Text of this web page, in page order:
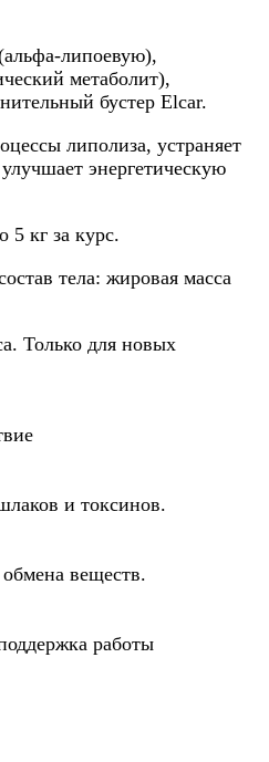
липоевую),
метаболит),
бустер Elcar.
липолиза, устраняет
энергетическую
5 кг за курс.
тела: жировая масса
Только для новых
и токсинов.
веществ.
работы